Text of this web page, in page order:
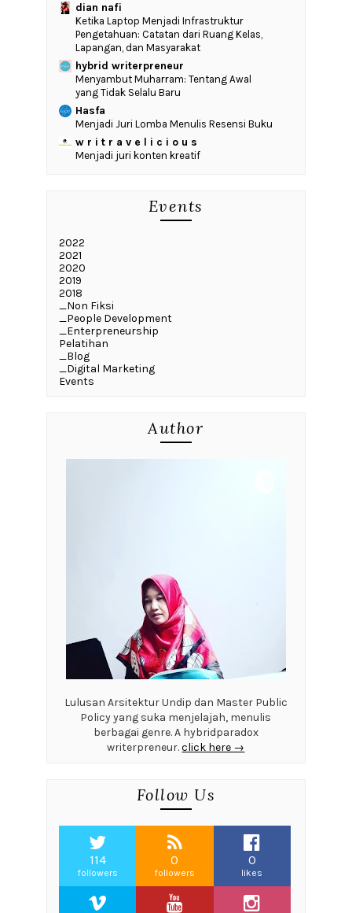
dian nafi
Ketika Laptop Menjadi Infrastruktur
Pengetahuan: Catatan dari Ruang Kelas,
Lapangan, dan Masyarakat
hybrid writerpreneur
Menyambut Muharram: Tentang Awal
yang Tidak Selalu Baru
Hasfa
Menjadi Juri Lomba Menulis Resensi Buku
w r i t r a v e l i c i o u s
Menjadi juri konten kreatif
Events
2022
2021
2020
2019
2018
_Non Fiksi
_People Development
_Enterpreneurship
Pelatihan
_Blog
_Digital Marketing
Events
Author
Lulusan Arsitektur Undip dan Master Public
Policy yang suka menjelajah, menulis
berbagai genre. A hybridparadox
writerpreneur.click here →
Follow Us
114
followers
0
followers
0
likes